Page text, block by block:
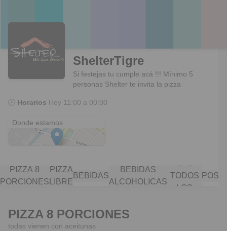
ShelterTigre
Si festejas tu cumple acá !!! Mínimo 5
personas Shelter te invita la pizza
🕒 Horarios Hoy 11:00 a 00:00
Donde estamos
PIZZA 8
PORCIONES
PIZZA
LIBRE
BEBIDAS
BEBIDAS
ALCOHOLICAS
TODOS
LOS
PIZZA 8 PORCIONES
todas vienen con aceitunas